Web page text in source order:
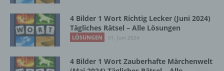
4 Bilder 1 Wort Richtig Lecker (Juni 2024)
Tägliches Rätsel – Alle Lösungen
LÖSUNGEN 01. Juni 2024
4 Bilder 1 Wort Zauberhafte Märchenwelt
Einschränkung der Verarbeitung ist die
Markierung gespeicherter
personenbezogener Daten mit dem Ziel, ihre
künftige Verarbeitung einzuschränken.
e) Profiling